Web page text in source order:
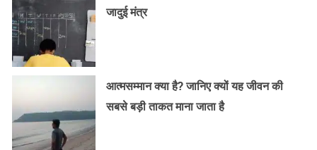
जादुई मंत्र
आत्मसम्मान क्या है? जानिए क्यों यह जीवन की
सबसे बड़ी ताकत माना जाता है